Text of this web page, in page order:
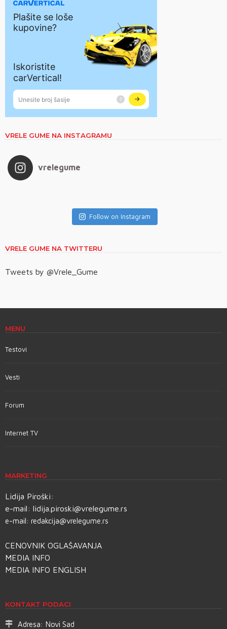
VRELE GUME NA INSTAGRAMU
vrelegume
Follow on Instagram
VRELE GUME NA TWITTERU
Tweets by @Vrele_Gume
MENU
Testovi
Vesti
Forum
Internet TV
MARKETING
Lidija Piroški:
e-mail: lidija.piroski@vrelegume.rs
e-mail: redakcija@vrelegume.rs
CENOVNIK OGLAŠAVANJA
MEDIA INFO
MEDIA INFO ENGLISH
KONTAKT PODACI
Adresa: Novi Sad